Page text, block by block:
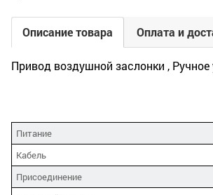
Описание товара Оплата и
Привод воздушной заслонки ,
Питание
Кабель
Присоединение